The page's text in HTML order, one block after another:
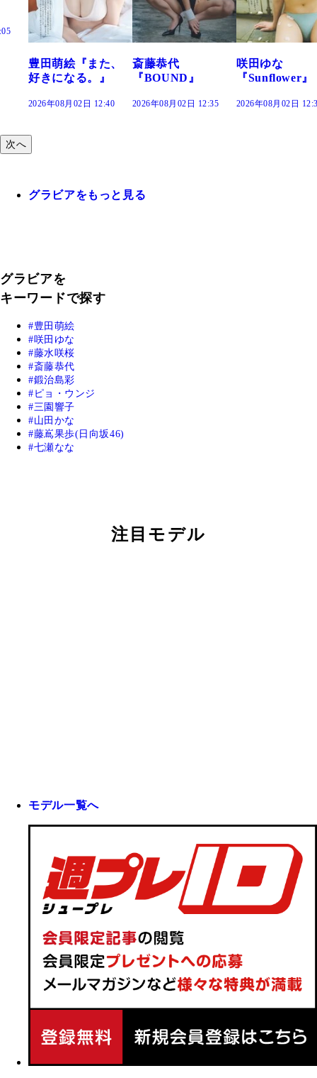
斎藤恭代
『BOUND』
2026年08月02日 12:35
咲田ゆな
『Sunflower』
2026年08月02日 12:30
藤水咲桜『花
だまり』
2026年08月02日
次へ
グラビアをもっと見る
グラビアを
キーワードで探す
豊田萌絵
咲田ゆな
藤水咲桜
斎藤恭代
鍛治島彩
ピョ・ウンジ
三園響子
山田かな
藤嶌果歩(日向坂46)
七瀬なな
注目モデル
モデル一覧へ